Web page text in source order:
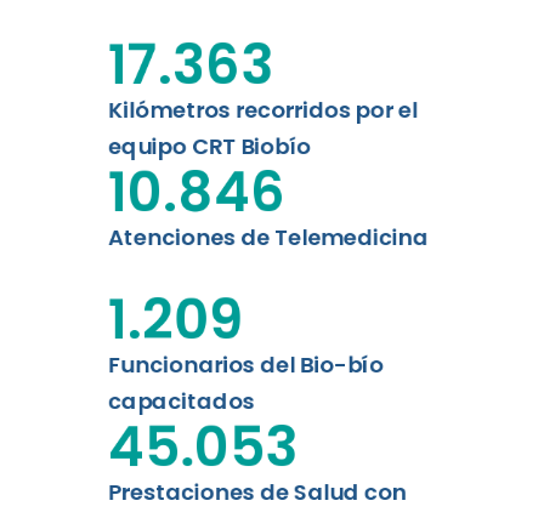
Leer más
Kilómetros recorridos por el
equipo CRT Biobío
17.363
Atenciones de Telemedicina
10.846
Funcionarios del Bio-bío
capacitados
1.209
Prestaciones de Salud con
45.053